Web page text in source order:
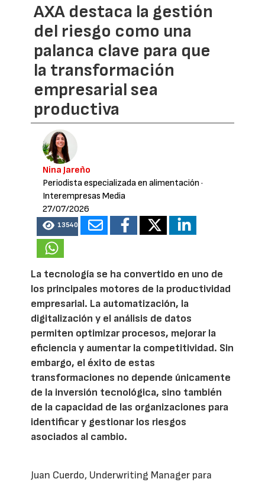
AXA destaca la gestión
del riesgo como una
palanca clave para que
la transformación
empresarial sea
productiva
Nina Jareño
Periodista especializada en alimentación ·
Interempresas Media
27/07/2026
13540
La tecnología se ha convertido en uno de
los principales motores de la productividad
empresarial. La automatización, la
digitalización y el análisis de datos
permiten optimizar procesos, mejorar la
eficiencia y aumentar la competitividad. Sin
embargo, el éxito de estas
transformaciones no depende únicamente
de la inversión tecnológica, sino también
de la capacidad de las organizaciones para
identificar y gestionar los riesgos
asociados al cambio.
Juan Cuerdo, Underwriting Manager para